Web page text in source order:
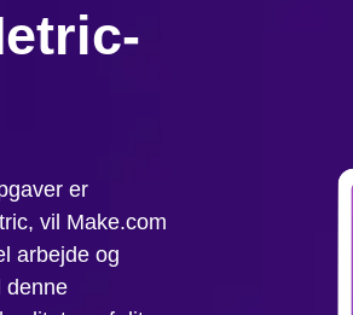
er
vil Make.com
arbejde og
denne